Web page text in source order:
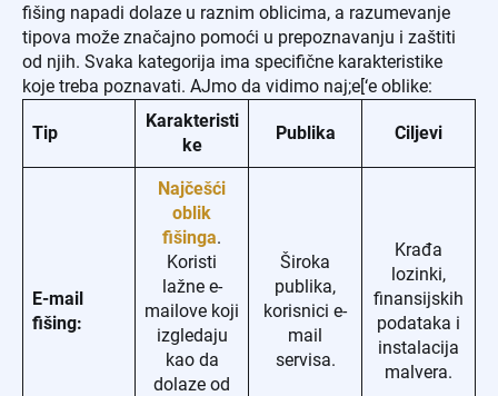
fišing napadi dolaze u raznim oblicima, a razumevanje
tipova može značajno pomoći u prepoznavanju i zaštiti
od njih. Svaka kategorija ima specifične karakteristike
koje treba poznavati. AJmo da vidimo naj;e[‘e oblike:
Tip
Karakteristi
ke
Publika Ciljevi
E-mail
fišing:
Najčešći
oblik
fišinga.
Koristi
lažne e-
mailove koji
izgledaju
kao da
dolaze od
Široka
publika,
korisnici e-
mail
servisa.
Krađa
lozinki,
finansijskih
podataka i
instalacija
malvera.